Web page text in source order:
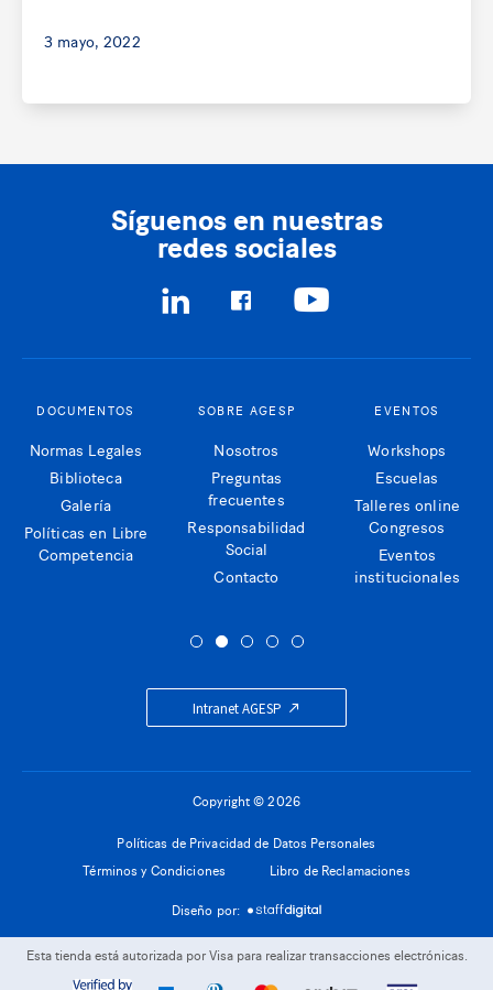
3 mayo, 2022
Síguenos en nuestras
redes sociales
DOCUMENTOS
Normas Legales
Biblioteca
Galería
Políticas en Libre
Competencia
SOBRE AGESP
Nosotros
Preguntas
frecuentes
Responsabilidad
Social
Contacto
EVENTOS
Workshops
Escuelas
Talleres online
Congresos
Eventos
institucionales
Intranet AGESP
Copyright © 2026
Políticas de Privacidad de Datos Personales
Términos y Condiciones
Libro de Reclamaciones
Diseño por:
Esta tienda está autorizada por Visa para realizar transacciones electrónicas.